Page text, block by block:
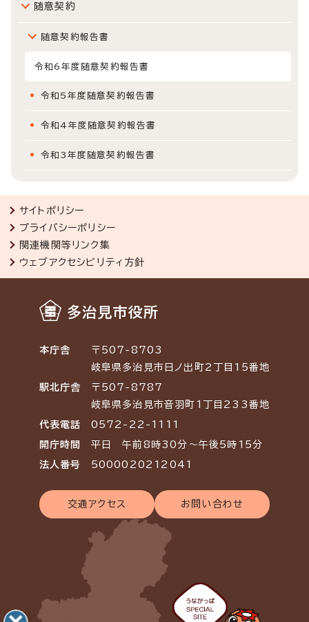
随意契約
随意契約報告書
令和6年度随意契約報告書
令和5年度随意契約報告書
令和4年度随意契約報告書
令和3年度随意契約報告書
サイトポリシー
プライバシーポリシー
関連機関等リンク集
ウェブアクセシビリティ方針
多治見市役所
本庁舎
〒507-8703
岐阜県多治見市日ノ出町2丁目15番地
駅北庁舎
〒507-8787
岐阜県多治見市音羽町1丁目233番地
代表電話 0572-22-1111
開庁時間 平日 午前8時30分～午後5時15分
法人番号 5000020212041
交通アクセス お問い合わせ